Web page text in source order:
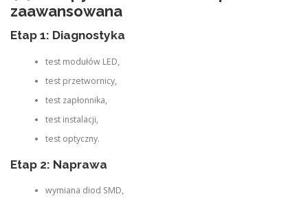
zaawansowana
Etap 1: Diagnostyka
test modułów LED,
test przetwornicy,
test zapłonnika,
test instalacji,
test optyczny.
Etap 2: Naprawa
wymiana diod SMD,